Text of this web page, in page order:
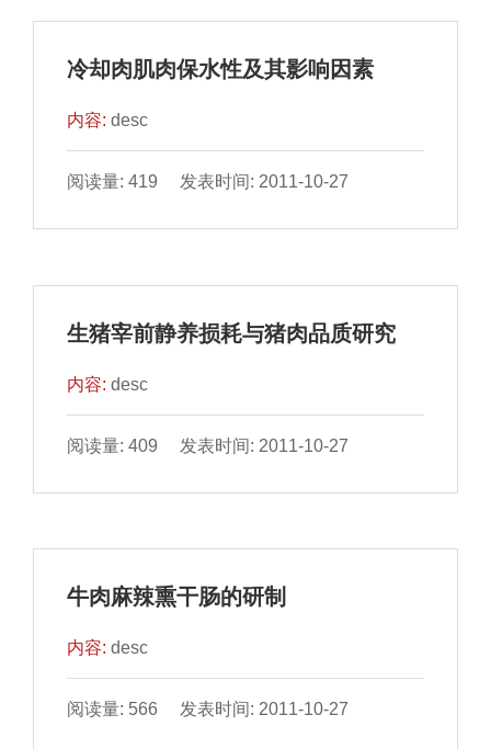
冷却肉肌肉保水性及其影响因素
内容:desc
阅读量: 419 发表时间: 2011-10-27
生猪宰前静养损耗与猪肉品质研究
内容:desc
阅读量: 409 发表时间: 2011-10-27
牛肉麻辣熏干肠的研制
内容:desc
阅读量: 566 发表时间: 2011-10-27